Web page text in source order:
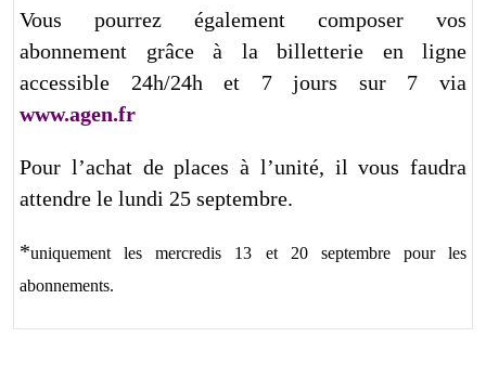
Vous pourrez également composer vos
abonnement grâce à la billetterie en ligne
accessible 24h/24h et 7 jours sur 7 via
www.agen.fr
Pour l’achat de places à l’unité, il vous faudra
attendre le lundi 25 septembre.
*uniquement les mercredis 13 et 20 septembre pour les
abonnements.